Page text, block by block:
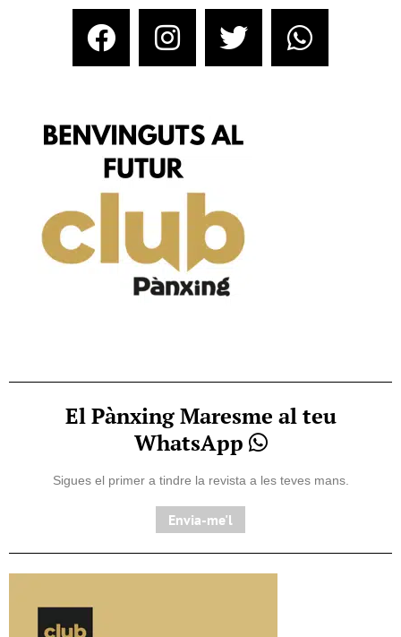
El Pànxing Maresme al teu
WhatsApp
Sigues el primer a tindre la revista a les teves mans.
Envia-me'l